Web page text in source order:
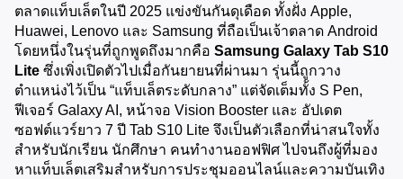
ตลาดแท็บเล็ตในปี 2025 แข่งขันกันดุเดือด ทั้งฝั่ง Apple,
Huawei, Lenovo และ Samsung ที่ถือเป็นเจ้าตลาด Android
โดยหนึ่งในรุ่นที่ถูกพูดถึงมากคือ Samsung Galaxy Tab S10
Lite ซึ่งเพิ่งเปิดตัวไปเมื่อกันยายนที่ผ่านมา รุ่นนี้ถูกวาง
ตำแหน่งไว้เป็น “แท็บเล็ตระดับกลาง” แต่จัดเต็มทั้ง S Pen,
ฟีเจอร์ Galaxy AI, หน้าจอ Vision Booster และ อัปเดต
ซอฟต์แวร์ยาว 7 ปี Tab S10 Lite จึงเป็นตัวเลือกที่น่าสนใจทั้ง
สำหรับนักเรียน นักศึกษา คนทำงานออฟฟิศ ไปจนถึงผู้ที่มอง
หาแท็บเล็ตเสริมสำหรับการประชุมออนไลน์และความบันเทิง